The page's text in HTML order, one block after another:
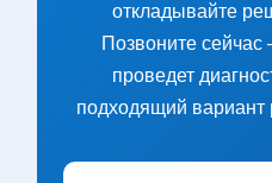
откладывайте
Позвоните
проведет
подходящий